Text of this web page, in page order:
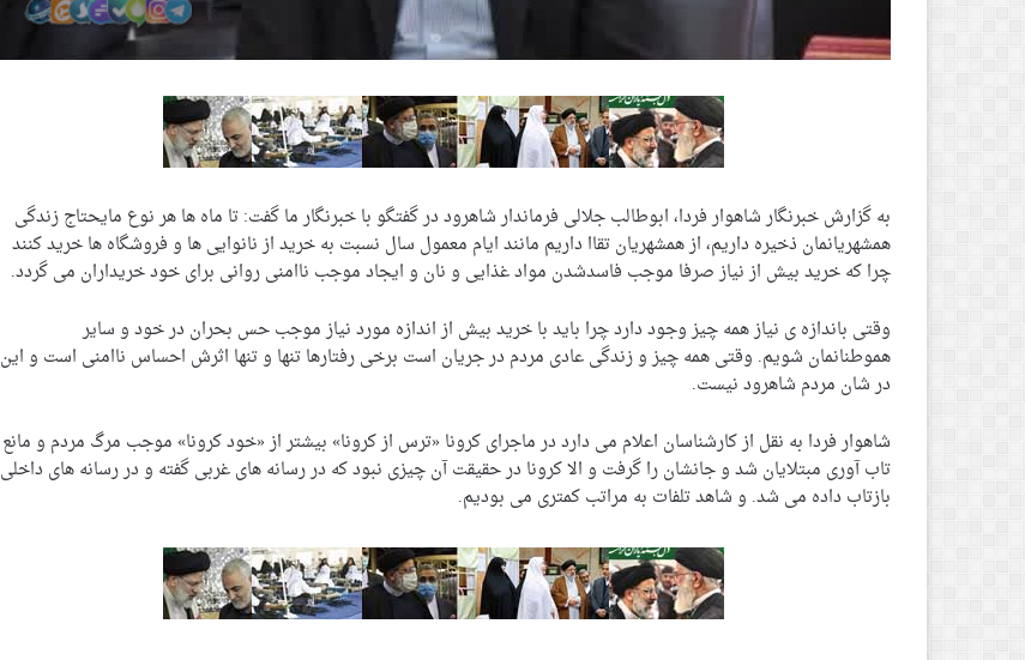
به گزارش خبرنگار شاهوار فردا، ابوطالب جلالی فرماندار شاهرود در گفتگو با خبرنگار ما گفت: تا ماه ها هر نوع مایحتاج زندگی
همشهریانمان ذخیره داریم، از همشهریان تقاا داریم مانند ایام معمول سال نسبت به خرید از نانوایی ها و فروشگاه ها خرید کنند
چرا که خرید بیش از نیاز صرفا موجب فاسدشدن مواد غذایی و نان و ایجاد موجب ناامنی روانی برای خود خریداران می گردد.
وقتی باندازه ی نیاز همه چیز وجود دارد چرا باید با خرید بیش از اندازه مورد نیاز موجب حس بحران در خود و سایر
هموطنانمان شویم. وقتی همه چیز و زندگی عادی مردم در جریان است برخی رفتارها تنها و تنها اثرش احساس ناامنی است و این
در شان مردم شاهرود نیست.
شاهوار فردا به نقل از کارشناسان اعلام می دارد در ماجرای کرونا «ترس از کرونا» بیشتر از «خود کرونا» موجب مرگ مردم و مانع
تاب آوری مبتلایان شد و جانشان را گرفت و الا کرونا در حقیقت آن چیزی نبود که در رسانه های غربی گفته و در رسانه های داخلی
بازتاب داده می شد. و شاهد تلفات به مراتب کمتری می بودیم.